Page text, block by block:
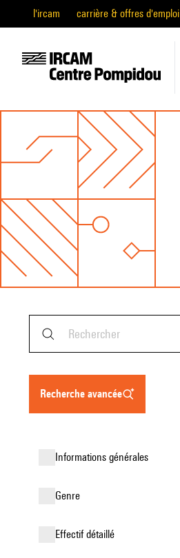
l'ircam carrière & offres d'emploi
recherche avancée
informations générales
genre
effectif détaillé